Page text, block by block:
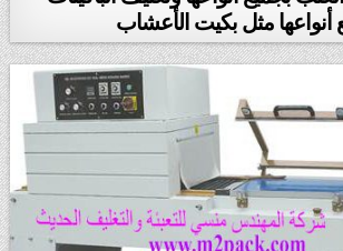
أنواعها مثل بكيت الأعشاب